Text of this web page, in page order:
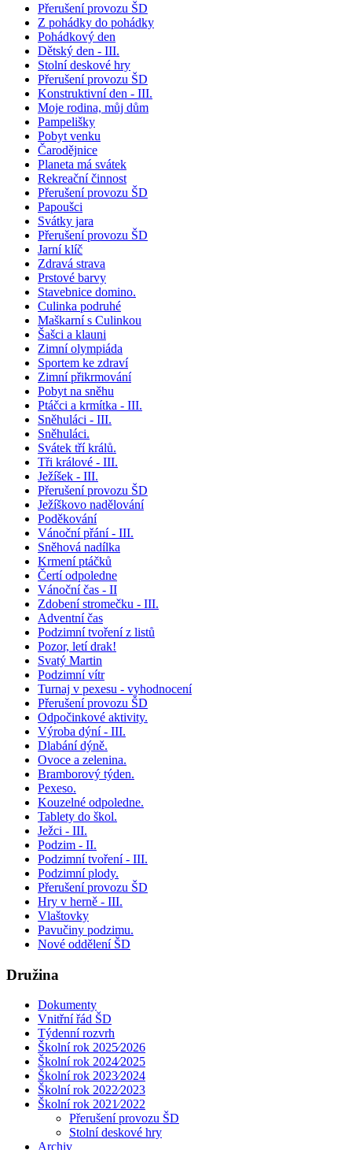
Přerušení provozu ŠD
Z pohádky do pohádky
Pohádkový den
Dětský den - III.
Stolní deskové hry
Přerušení provozu ŠD
Konstruktivní den - III.
Moje rodina, můj dům
Pampelišky
Pobyt venku
Čarodějnice
Planeta má svátek
Rekreační činnost
Přerušení provozu ŠD
Papoušci
Svátky jara
Přerušení provozu ŠD
Jarní klíč
Zdravá strava
Prstové barvy
Stavebnice domino.
Culinka podruhé
Maškarní s Culinkou
Šašci a klauni
Zimní olympiáda
Sportem ke zdraví
Zimní přikrmování
Pobyt na sněhu
Ptáčci a krmítka - III.
Sněhuláci - III.
Sněhuláci.
Svátek tří králů.
Tři králové - III.
Ježíšek - III.
Přerušení provozu ŠD
Ježíškovo nadělování
Poděkování
Vánoční přání - III.
Sněhová nadílka
Krmení ptáčků
Čertí odpoledne
Vánoční čas - II
Zdobení stromečku - III.
Adventní čas
Podzimní tvoření z listů
Pozor, letí drak!
Svatý Martin
Podzimní vítr
Turnaj v pexesu - vyhodnocení
Přerušení provozu ŠD
Odpočinkové aktivity.
Výroba dýní - III.
Dlabání dýně.
Ovoce a zelenina.
Bramborový týden.
Pexeso.
Kouzelné odpoledne.
Tablety do škol.
Ježci - III.
Podzim - II.
Podzimní tvoření - III.
Podzimní plody.
Přerušení provozu ŠD
Hry v herně - III.
Vlaštovky
Pavučiny podzimu.
Nové oddělení ŠD
Družina
Dokumenty
Vnitřní řád ŠD
Týdenní rozvrh
Školní rok 2025⁄2026
Školní rok 2024⁄2025
Školní rok 2023⁄2024
Školní rok 2022⁄2023
Školní rok 2021⁄2022
Přerušení provozu ŠD
Stolní deskové hry
Archiv